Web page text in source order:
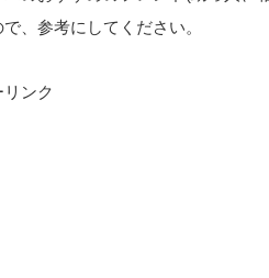
、参考にしてください。
リンク